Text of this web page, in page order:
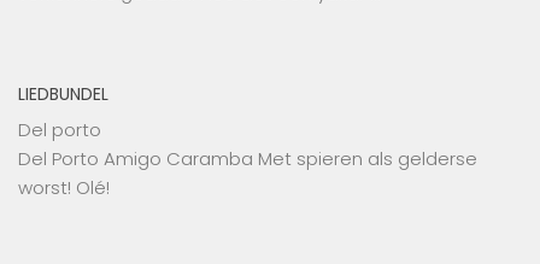
LIEDBUNDEL
Del porto
Del Porto Amigo Caramba Met spieren als gelderse
worst! Olé!